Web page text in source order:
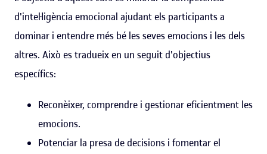
d'intel·ligència emocional ajudant els participants a
dominar i entendre més bé les seves emocions i les dels
altres. Això es tradueix en un seguit d'objectius
específics:
Reconèixer, comprendre i gestionar eficientment les
emocions.
Potenciar la presa de decisions i fomentar el